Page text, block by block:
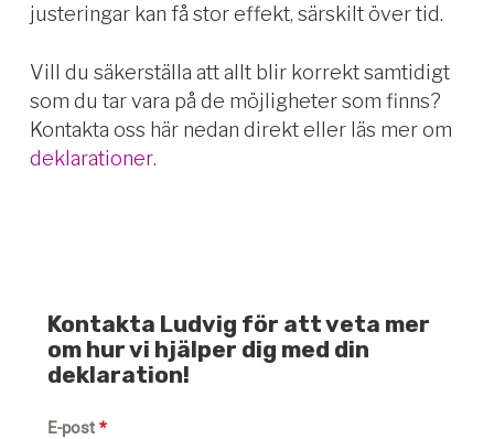
justeringar kan få stor effekt, särskilt över tid.
Vill du säkerställa att allt blir korrekt samtidigt
som du tar vara på de möjligheter som finns?
Kontakta oss här nedan direkt eller läs mer om
deklarationer.
Kontakta Ludvig för att veta mer
om hur vi hjälper dig med din
deklaration!
E-post *